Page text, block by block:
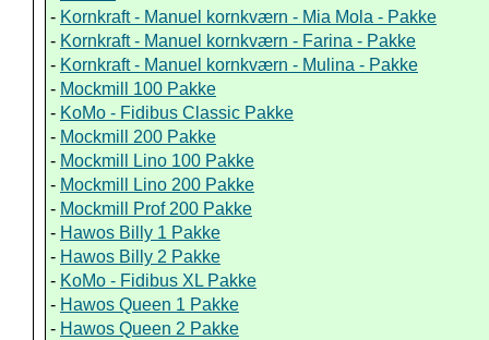
- Kornkraft - Manuel kornkværn - Mia Mola - Pakke
- Kornkraft - Manuel kornkværn - Farina - Pakke
- Kornkraft - Manuel kornkværn - Mulina - Pakke
- Mockmill 100 Pakke
- KoMo - Fidibus Classic Pakke
- Mockmill 200 Pakke
- Mockmill Lino 100 Pakke
- Mockmill Lino 200 Pakke
- Mockmill Prof 200 Pakke
- Hawos Billy 1 Pakke
- Hawos Billy 2 Pakke
- KoMo - Fidibus XL Pakke
- Hawos Queen 1 Pakke
- Hawos Queen 2 Pakke